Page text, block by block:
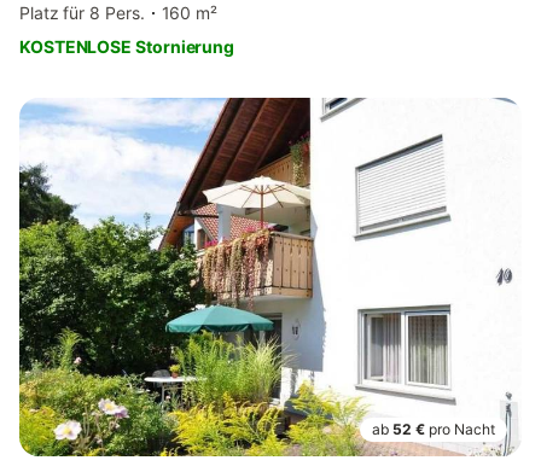
Platz für 8 Pers.
160 m²
KOSTENLOSE Stornierung
ab 52 € pro Nacht